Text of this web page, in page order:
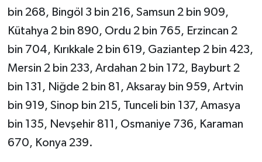
bin 268, Bingöl 3 bin 216, Samsun 2 bin 909,
Kütahya 2 bin 890, Ordu 2 bin 765, Erzincan 2
bin 704, Kırıkkale 2 bin 619, Gaziantep 2 bin 423,
Mersin 2 bin 233, Ardahan 2 bin 172, Bayburt 2
bin 131, Niğde 2 bin 81, Aksaray bin 959, Artvin
bin 919, Sinop bin 215, Tunceli bin 137, Amasya
bin 135, Nevşehir 811, Osmaniye 736, Karaman
670, Konya 239.